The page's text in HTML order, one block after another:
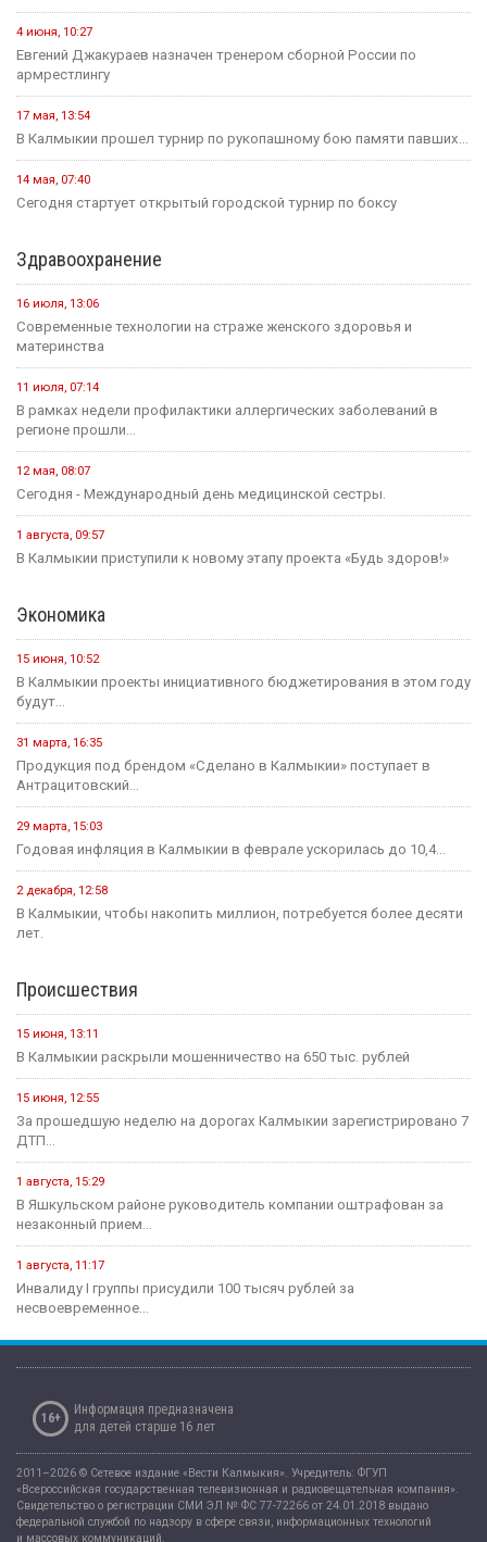
4 июня, 10:27
Евгений Джакураев назначен тренером сборной России по
армрестлингу
17 мая, 13:54
В Калмыкии прошел турнир по рукопашному бою памяти павших...
14 мая, 07:40
Сегодня стартует открытый городской турнир по боксу
Здравоохранение
16 июля, 13:06
Современные технологии на страже женского здоровья и
материнства
11 июля, 07:14
В рамках недели профилактики аллергических заболеваний в
регионе прошли...
12 мая, 08:07
Сегодня - Международный день медицинской сестры.
1 августа, 09:57
В Калмыкии приступили к новому этапу проекта «Будь здоров!»
Экономика
15 июня, 10:52
В Калмыкии проекты инициативного бюджетирования в этом году
будут...
31 марта, 16:35
Продукция под брендом «Сделано в Калмыкии» поступает в
Антрацитовский...
29 марта, 15:03
Годовая инфляция в Калмыкии в феврале ускорилась до 10,4...
2 декабря, 12:58
В Калмыкии, чтобы накопить миллион, потребуется более десяти
лет.
Происшествия
15 июня, 13:11
В Калмыкии раскрыли мошенничество на 650 тыс. рублей
15 июня, 12:55
За прошедшую неделю на дорогах Калмыкии зарегистрировано 7
ДТП...
1 августа, 15:29
В Яшкульском районе руководитель компании оштрафован за
незаконный прием...
1 августа, 11:17
Инвалиду I группы присудили 100 тысяч рублей за
несвоевременное...
16+
Информация предназначена
для детей старше 16 лет
2011–2026 © Сетевое издание «Вести Калмыкия». Учредитель: ФГУП
«Всероссийская государственная телевизионная и радиовещательная компания».
Свидетельство о регистрации СМИ ЭЛ № ФС 77-72266 от 24.01.2018 выдано
федеральной службой по надзору в сфере связи, информационных технологий
и массовых коммуникаций.